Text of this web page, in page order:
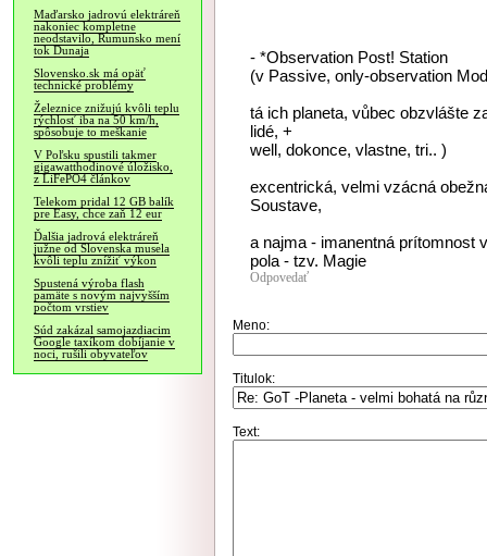
Maďarsko jadrovú elektráreň
nakoniec kompletne
neodstavilo, Rumunsko mení
tok Dunaja
Slovensko.sk má opäť
technické problémy
Železnice znižujú kvôli teplu
rýchlosť iba na 50 km/h,
spôsobuje to meškanie
V Poľsku spustili takmer
gigawatthodinové úložisko,
z LiFePO4 článkov
Telekom pridal 12 GB balík
pre Easy, chce zaň 12 eur
Ďalšia jadrová elektráreň
južne od Slovenska musela
kvôli teplu znížiť výkon
Spustená výroba flash
pamäte s novým najvyšším
počtom vrstiev
Súd zakázal samojazdiacim
Google taxíkom dobíjanie v
noci, rušili obyvateľov
- *Observation Post! Station
(v Passive, only-observation
tá ich planeta, vůbec obzvlášte
lidé, +
well, dokonce, vlastne, tri.. )
excentrická, velmi vzácná
Soustave,
a najma - imanentná prítomnost
pola - tzv. Magie
Odpovedať
Meno:
Titulok:
Text: